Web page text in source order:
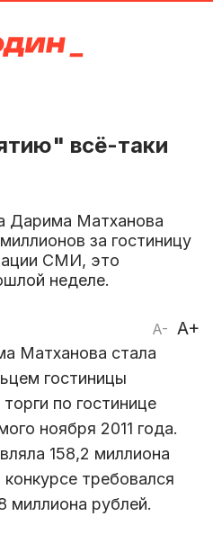
всё-таки
Дарима Матханова
за гостиницу
СМИ, это
неделе.
A- A+
Матханова стала
гостиницы
по гостинице
ноября 2011 года.
158,2 миллиона
требовался
миллиона рублей.